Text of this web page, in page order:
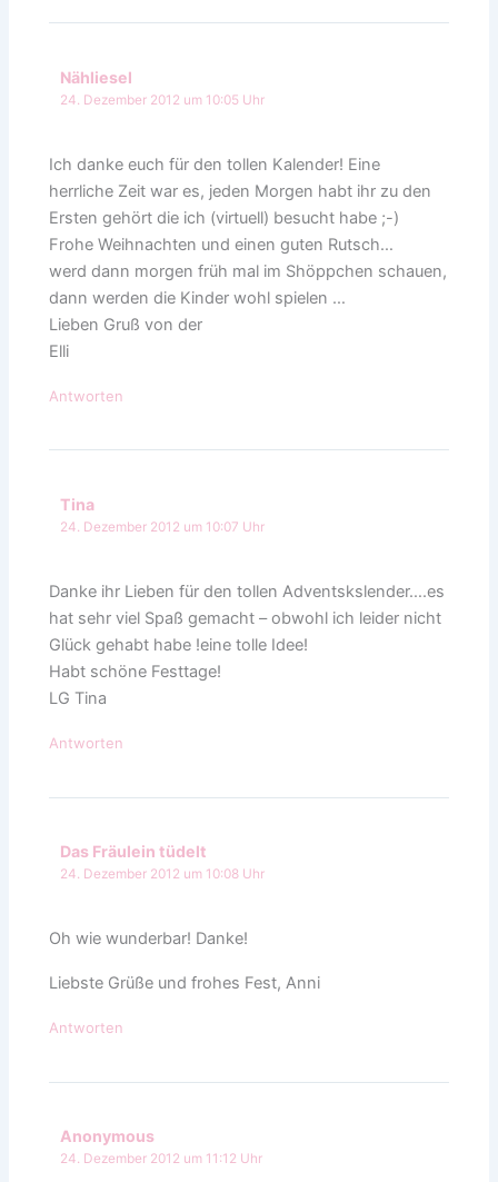
Nähliesel
24. Dezember 2012 um 10:05 Uhr
Ich danke euch für den tollen Kalender! Eine
herrliche Zeit war es, jeden Morgen habt ihr zu den
Ersten gehört die ich (virtuell) besucht habe ;-)
Frohe Weihnachten und einen guten Rutsch…
werd dann morgen früh mal im Shöppchen schauen,
dann werden die Kinder wohl spielen …
Lieben Gruß von der
Elli
Antworten
Tina
24. Dezember 2012 um 10:07 Uhr
Danke ihr Lieben für den tollen Adventskslender….es
hat sehr viel Spaß gemacht – obwohl ich leider nicht
Glück gehabt habe !eine tolle Idee!
Habt schöne Festtage!
LG Tina
Antworten
Das Fräulein tüdelt
24. Dezember 2012 um 10:08 Uhr
Oh wie wunderbar! Danke!
Liebste Grüße und frohes Fest, Anni
Antworten
Anonymous
24. Dezember 2012 um 11:12 Uhr